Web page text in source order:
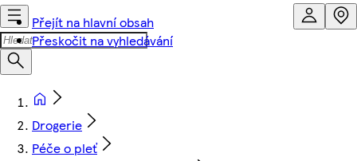
Přejít na hlavní obsah
Přeskočit na vyhledávání
Drogerie
Péče o pleť